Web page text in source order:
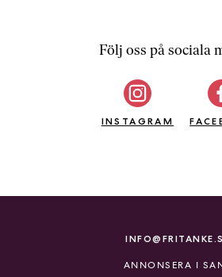
Följ oss på sociala
INSTAGRAM
ANNONSERA I